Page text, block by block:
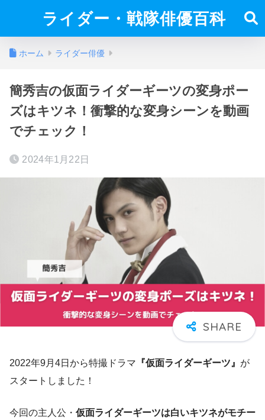
ライダー・戦隊俳優百科
ホーム ライダー俳優
簡秀吉の仮面ライダーギーツの変身ポー
ズはキツネ！衝撃的な変身シーンを動画
でチェック！
2024年1月22日
2022年9月4日から特撮ドラマ 『仮面ライダーギーツ』 が
スタートしました！
今回の主人公・ 仮面ライダーギーツは白いキツネがモチー